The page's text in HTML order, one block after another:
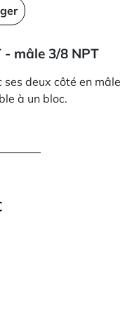
- mâle 3/8 NPT
deux côté en mâle
à un bloc.